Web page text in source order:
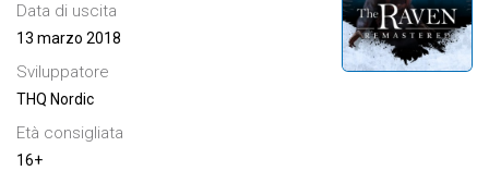
Data di uscita
13 marzo 2018
Sviluppatore
THQ Nordic
Età consigliata
16+